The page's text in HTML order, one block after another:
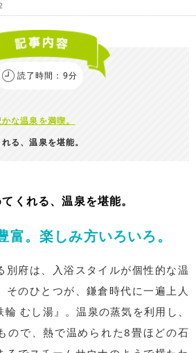
な温泉を満喫。
る、温泉を堪能。
読了時間：9分
くれる、温泉を堪能。
富。楽しみ方いろいろ。
別府は、入浴スタイルが個性的な温
そのひとつが、鎌倉時代に一遍上人
むし湯』。温泉の蒸気を利用し、
ので、熱で温められた8畳ほどの石